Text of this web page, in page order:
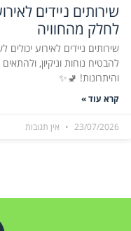
שירותים ניידים
לחלק מהחוויה
שירותים ניידים לאירוע
להבטיח נוחות וניקיון,
והיתרונות! 🚽✨
קרא עוד »
23/07/2026 אין תגובות